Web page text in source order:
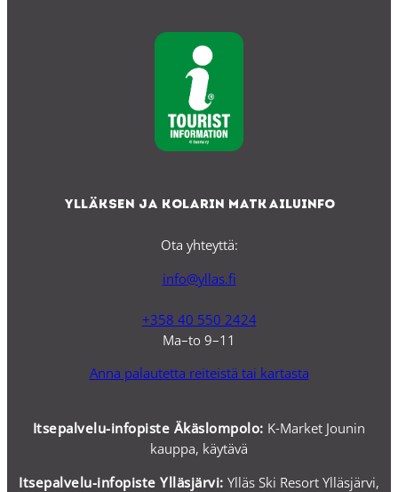
Ylläksen ja Kolarin matkailuinfo
Ota yhteyttä:
info@yllas.fi
+358 40 550 2424
Ma–to 9–11
Anna palautetta reiteistä tai kartasta
Itsepalvelu-infopiste Äkäslompolo: K-Market Jounin
kauppa, käytävä
Itsepalvelu-infopiste Ylläsjärvi: Ylläs Ski Resort Ylläsjärvi,